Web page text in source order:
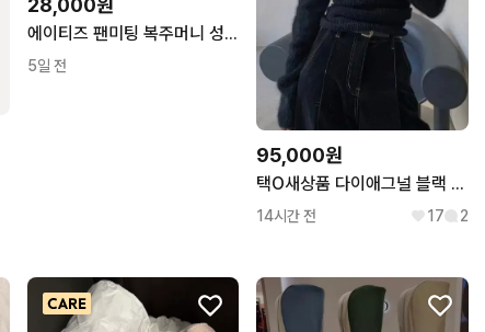
28,000원
에이티즈 팬미팅 복주머니 성화 윤호 호화즈
5일 전
95,000원
택O새상품 다이애그널 블랙 레이어드 튜브탑 택달린 새상품 팝니다
14시간 전 17 2